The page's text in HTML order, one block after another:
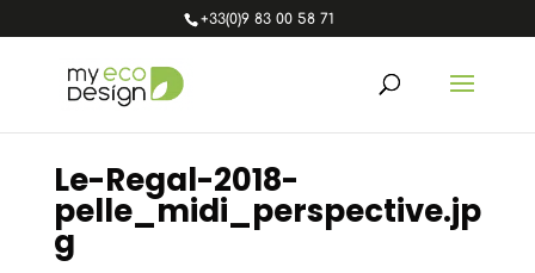
+33(0)9 83 00 58 71
Le-Regal-2018-
pelle_midi_perspective.jp
g